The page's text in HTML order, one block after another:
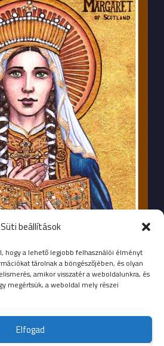
Süti beállítások
hogy a lehető legjobb felhasználói élményt
tárolnak a böngészőjében, és olyan
amikor visszatér a weboldalunkra, és
megértsük, a weboldal mely részei
Elfogad